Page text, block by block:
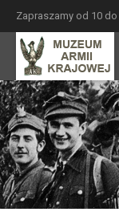
Zapraszamy od 10